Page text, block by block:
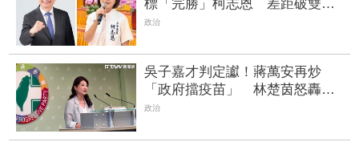
標「完勝」柯志恩 差距破雙位
數
政治
吳子嘉才判定讞！蔣萬安再炒
「政府擋疫苗」 林楚茵怒轟
「惡質」：為選舉搭上造謠列車
政治